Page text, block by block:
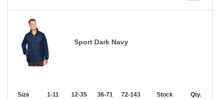
Sport Dark Navy
Size 1-11 12-35 36-71 72-143 144-287 288 + More
Stock Qty.